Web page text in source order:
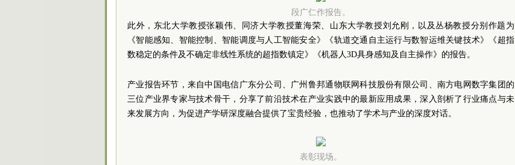
段广仁作报告。
此外，东北大学教授张颖伟、同济大学教授董海荣、山东大学教授刘允刚，以及丛杨教授分别作题为
《智能感知、智能控制、智能调度与人工智能安全》《轨道交通自主运行与数智运维关键技术》《超指
数稳定的条件及不确定非线性系统的超指数镇定》《机器人3D具身感知及自主操作》的报告。
产业报告环节，来自中国电信广东分公司、广州鲁邦通物联网科技股份有限公司、南方电网数字集团的
三位产业界专家与技术骨干，分享了前沿技术在产业实践中的最新应用成果，深入剖析了行业痛点与未
来发展方向，为促进产学研深度融合提供了宝贵经验，也推动了学术与产业的深度对话。
表彰现场。